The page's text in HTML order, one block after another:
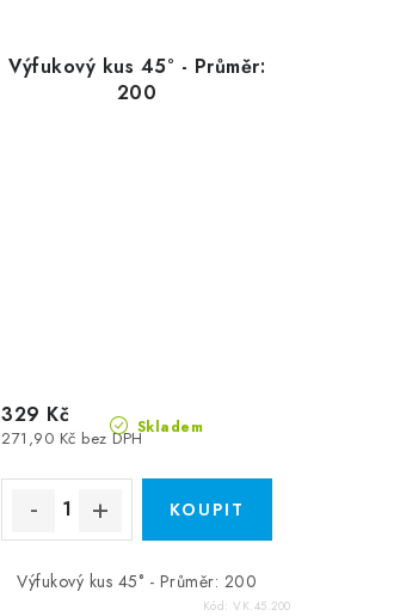
Výfukový kus 45° - Průměr:
200
Skladem
271,90 Kč bez DPH
329 Kč
Výfukový kus 45° - Průměr: 200
Kód:VK.45.200